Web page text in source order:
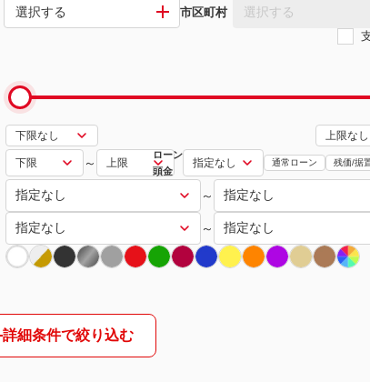
選択する 市区町村 選択する
～
ローン
頭金
通常ローン 残価/据
～
～
詳細条件で絞り込む